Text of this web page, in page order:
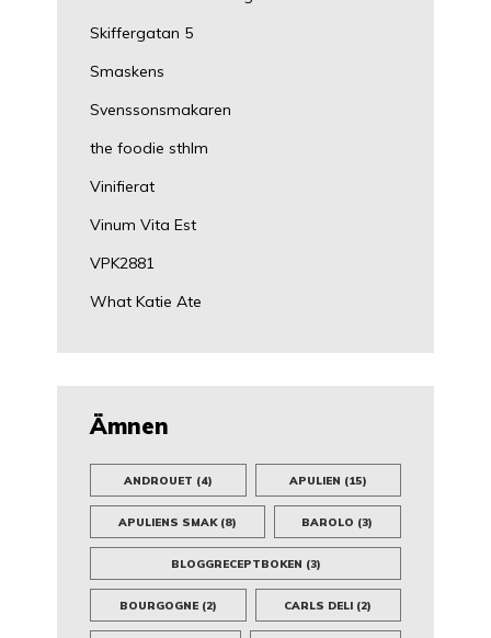
Skiffergatan 5
Smaskens
Svenssonsmakaren
the foodie sthlm
Vinifierat
Vinum Vita Est
VPK2881
What Katie Ate
Ämnen
ANDROUET (4) APULIEN (15)
APULIENS SMAK(8) BAROLO (3)
BLOGGRECEPTBOKEN (3)
BOURGOGNE(2) CARLS DELI (2)